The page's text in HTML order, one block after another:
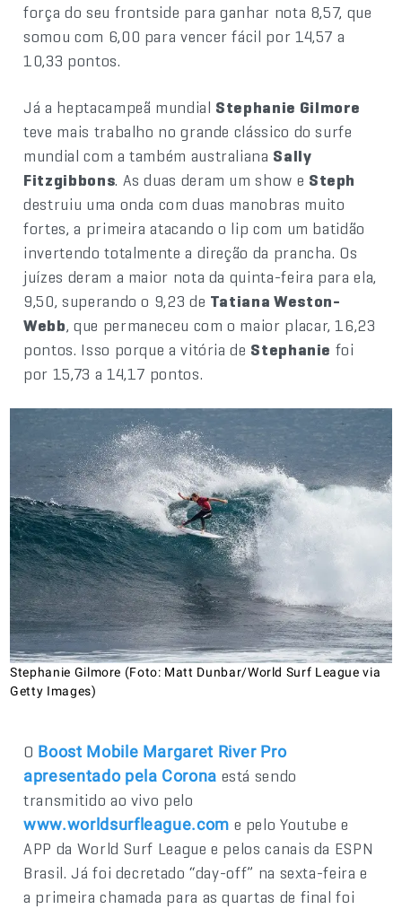
força do seu frontside para ganhar nota 8,57, que
somou com 6,00 para vencer fácil por 14,57 a
10,33 pontos.
Já a heptacampeã mundial Stephanie Gilmore
teve mais trabalho no grande clássico do surfe
mundial com a também australiana Sally
Fitzgibbons. As duas deram um show e Steph
destruiu uma onda com duas manobras muito
fortes, a primeira atacando o lip com um batidão
invertendo totalmente a direção da prancha. Os
juízes deram a maior nota da quinta-feira para ela,
9,50, superando o 9,23 de Tatiana Weston-
Webb, que permaneceu com o maior placar, 16,23
pontos. Isso porque a vitória de Stephanie foi
por 15,73 a 14,17 pontos.
Stephanie Gilmore (Foto: Matt Dunbar/World Surf League via
Getty Images)
O Boost Mobile Margaret River Pro
apresentado pela Corona está sendo
transmitido ao vivo pelo
www.worldsurfleague.com e pelo Youtube e
APP da World Surf League e pelos canais da ESPN
Brasil. Já foi decretado “day-off” na sexta-feira e
a primeira chamada para as quartas de final foi